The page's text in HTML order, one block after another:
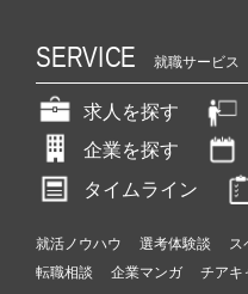
SERVICE 就職サービス
求人を探す
企業を探す
タイムライン
就活ノウハウ 選考体験談 ス
転職相談
企業マンガ チアキ